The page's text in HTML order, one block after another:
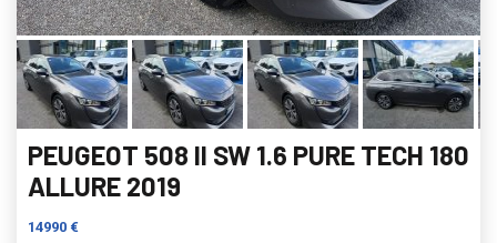
PEUGEOT 508 II SW 1.6 PURE TECH 180
ALLURE 2019
14990 €